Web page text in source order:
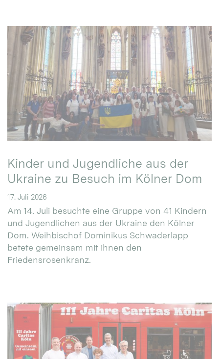
Kinder und Jugendliche aus der
Ukraine zu Besuch im Kölner Dom
17. Juli 2026
Am 14. Juli besuchte eine Gruppe von 41 Kindern
und Jugendlichen aus der Ukraine den Kölner
Dom. Weihbischof Dominikus Schwaderlapp
betete gemeinsam mit ihnen den
Friedensrosenkranz.